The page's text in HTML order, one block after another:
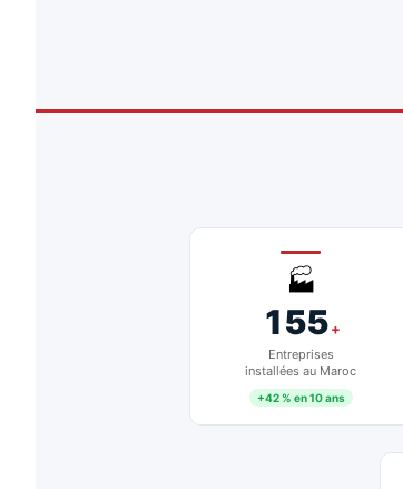
🏭
155+
Entreprises
installées au Maroc
+42 % en 10 ans